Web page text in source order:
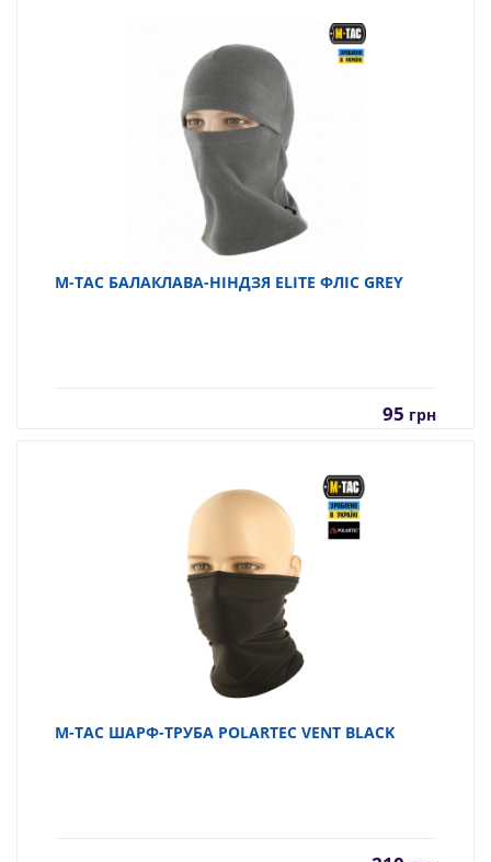
M-TAC БАЛАКЛАВА-НІНДЗЯ ELITE ФЛІС GREY
95 грн
M-TAC ШАРФ-ТРУБА POLARTEC VENT BLACK